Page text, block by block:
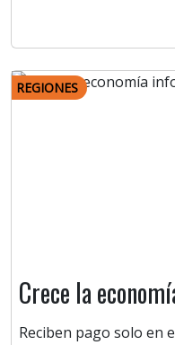
REGIONES
Crece la
Reciben pago solo en